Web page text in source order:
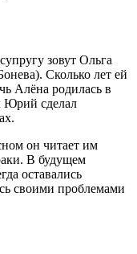
зовут Ольга
Сколько лет ей
Алёна родилась в
Юрий сделал
он читает им
В будущем
оставались
своими проблемами